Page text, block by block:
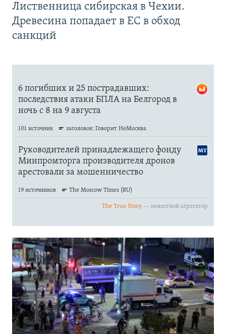
Лиственница сибирская в Чехии.
Древесина попадает в ЕС в обход
санкций